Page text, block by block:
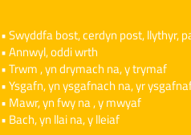
• Swyddfa bost, cerdyn post, llythyr,
• Annwyl, oddi wrth
• Trwm , yn drymach na, y trymaf
• Ysgafn, yn ysgafnach na, yr
• Mawr, yn fwy na , y mwyaf
• Bach, yn llai na, y lleiaf